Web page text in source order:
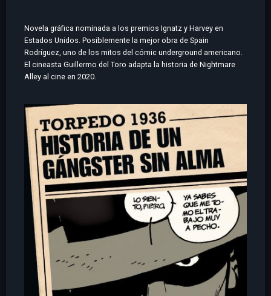
Novela gráfica nominada a los premios Ignatz y Harvey en
Estados Unidos. Posiblemente la mejor obra de Spain
Rodríguez, uno de los mitos del cómic underground americano.
El cineasta Guillermo del Toro adapta la historia de Nightmare
Alley al cine en 2020.